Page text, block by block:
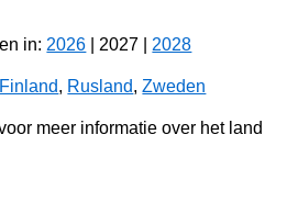
in: 2026 | 2027 | 2028
Finland, Rusland,Zweden
meer informatie over het land